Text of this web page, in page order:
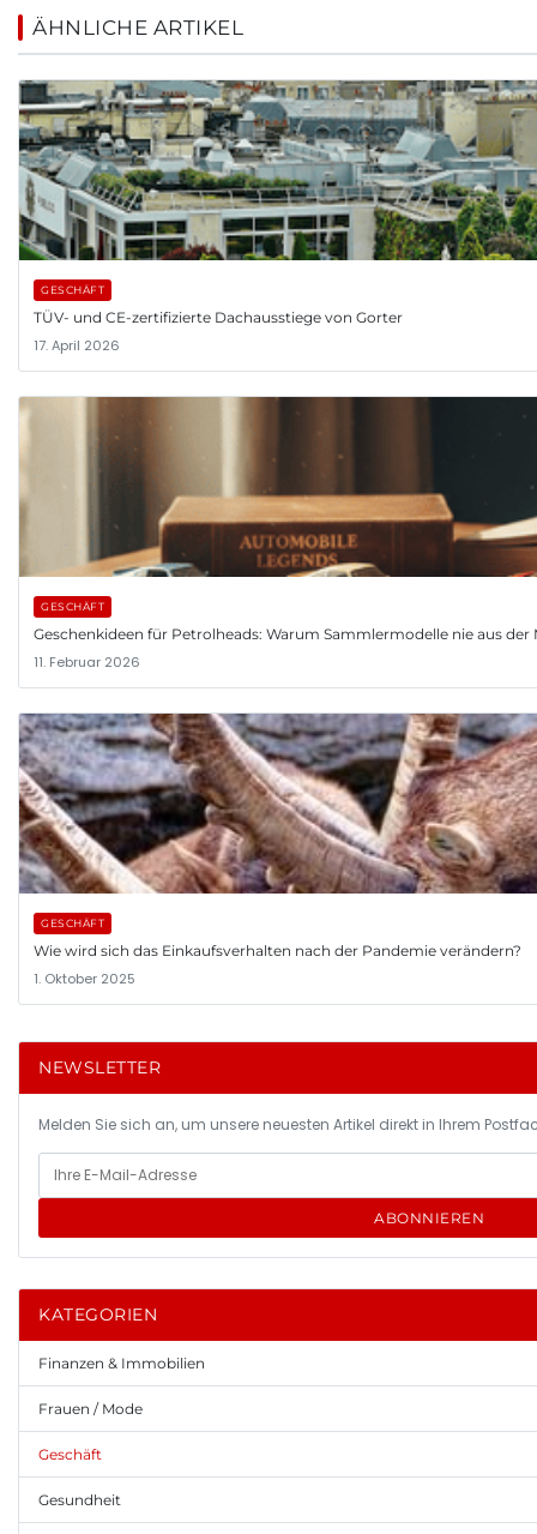
ÄHNLICHE ARTIKEL
GESCHÄFT
TÜV- und CE-zertifizierte Dachausstiege von Gorter
17. April 2026
GESCHÄFT
Geschenkideen für Petrolheads: Warum Sammlermodelle nie aus
11. Februar 2026
GESCHÄFT
Wie wird sich das Einkaufsverhalten nach der Pandemie verändern?
1. Oktober 2025
NEWSLETTER
Melden Sie sich an, um unsere neuesten Artikel direkt in Ihrem
ABONNIEREN
KATEGORIEN
Finanzen & Immobilien
Frauen / Mode
Geschäft
Gesundheit